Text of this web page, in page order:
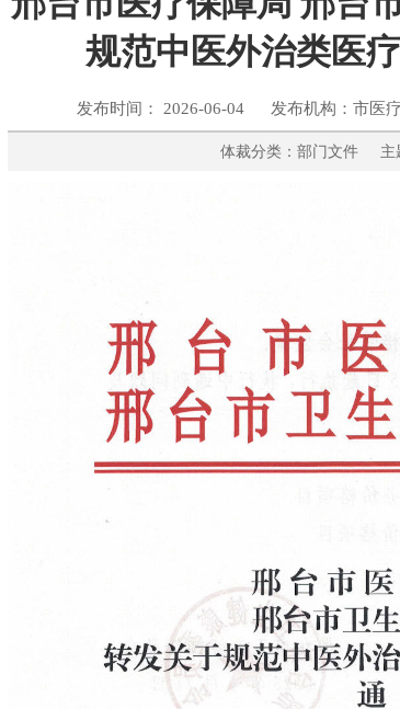
规范中医外治类医
发布时间： 2026-06-04 发布机构：市
体裁分类：部门文件